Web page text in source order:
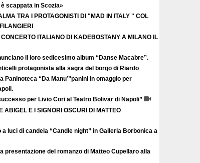
scappata in Scozia»
TRA I PROTAGONISTI DI "MAD IN ITALY " COL
ITALIANO DI KADEBOSTANY A MILANO IL
il loro sedicesimo album “Danse Macabre”.
protagonista alla sagra del borgo di Riardo
Paninoteca “Da Manu’”panini in omaggio per
per Livio Cori al Teatro Bolivar di Napoli”
ABIGEL E I SIGNORI OSCURI DI MATTEO
luci di candela “Candle night” in Galleria Borbonica a
presentazione del romanzo di Matteo Cupellaro alla